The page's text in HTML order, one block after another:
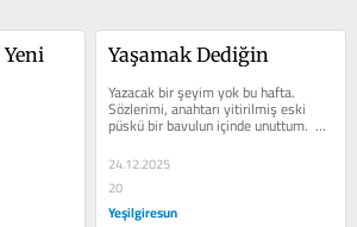
Yeni
Yaşamak Dediğin
Yazacak bir şeyim yok bu hafta.
Sözlerimi, anahtarı yitirilmiş eski
püskü bir bavulun içinde unuttum.
Zaman artık eskisi gibi dost değil...
24.12.2025
20
Yeşilgiresun